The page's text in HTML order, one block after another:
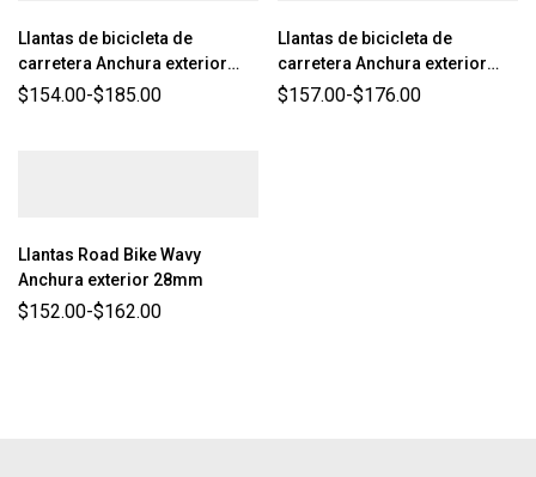
Llantas de bicicleta de
carretera Anchura exterior
28mm
$154.00-$185.00
Llantas de bicicleta de
carretera Anchura exterior
30mm
$157.00-$176.00
Llantas Road Bike Wavy
Anchura exterior 28mm
$152.00-$162.00